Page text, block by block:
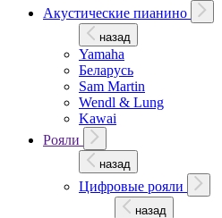
Акустические пианино
назад
Yamaha
Беларусь
Sam Martin
Wendl & Lung
Kawai
Рояли
назад
Цифровые рояли
назад